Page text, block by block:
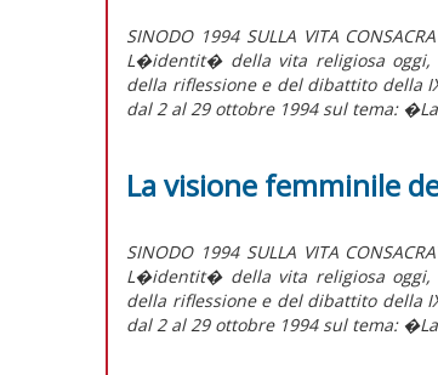
SINODO 1994 SULLA VITA
L�identit� della vita religiosa
della riflessione e del dibattito della
dal 2 al 29 ottobre 1994 sul tema:
La visione femminile
SINODO 1994 SULLA VITA
L�identit� della vita religiosa
della riflessione e del dibattito della
dal 2 al 29 ottobre 1994 sul tema: